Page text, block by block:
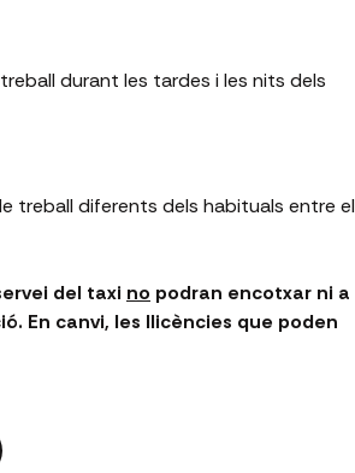
durant les tardes i les nits dels
treball diferents dels habituals entre el
del taxi no podran encotxar ni a
En canvi, les llicències que poden